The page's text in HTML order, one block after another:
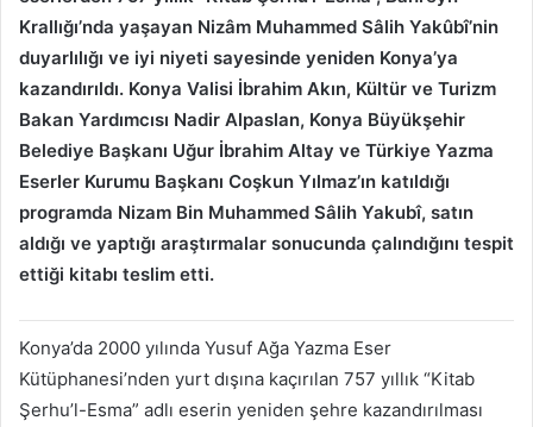
Krallığı’nda yaşayan Nizâm Muhammed Sâlih Yakûbî’nin
duyarlılığı ve iyi niyeti sayesinde yeniden Konya’ya
kazandırıldı. Konya Valisi İbrahim Akın, Kültür ve Turizm
Bakan Yardımcısı Nadir Alpaslan, Konya Büyükşehir
Belediye Başkanı Uğur İbrahim Altay ve Türkiye Yazma
Eserler Kurumu Başkanı Coşkun Yılmaz’ın katıldığı
programda Nizam Bin Muhammed Sâlih Yakubî, satın
aldığı ve yaptığı araştırmalar sonucunda çalındığını tespit
ettiği kitabı teslim etti.
Konya’da 2000 yılında Yusuf Ağa Yazma Eser
Kütüphanesi’nden yurt dışına kaçırılan 757 yıllık “Kitab
Şerhu’l-Esma” adlı eserin yeniden şehre kazandırılması